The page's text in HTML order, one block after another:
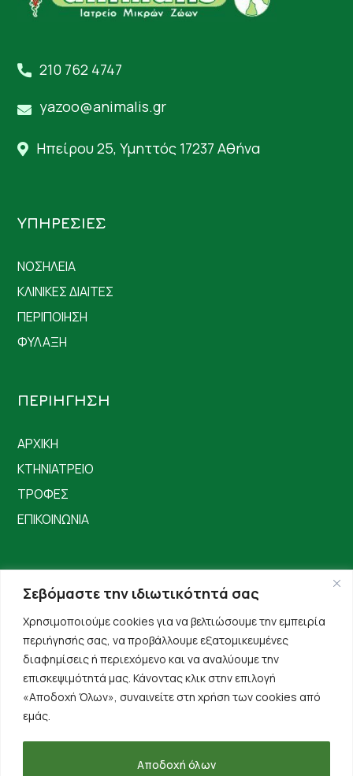
Σεβόμαστε την ιδιωτικότητά σας
Χρησιμοποιούμε cookies για να βελτιώσουμε την εμπειρία
περιήγησής σας, να προβάλλουμε εξατομικευμένες
διαφημίσεις ή περιεχόμενο και να αναλύουμε την
επισκεψιμότητά μας. Κάνοντας κλικ στην επιλογή
«Αποδοχή Όλων», συναινείτε στη χρήση των cookies από
εμάς.
Αποδοχή όλων
210 762 4747
yazoo@animalis.gr
Ηπείρου 25, Υμηττός 17237 Αθήνα
ΥΠΗΡΕΣΙΕΣ
ΝΟΣΗΛΕΙΑ
ΚΛΙΝΙΚΕΣ ΔΙΑΙΤΕΣ
ΠΕΡΙΠΟΙΗΣΗ
ΦΥΛΑΞΗ
ΠΕΡΙΗΓΗΣΗ
ΑΡΧΙΚΗ
ΚΤΗΝΙΑΤΡΕΙΟ
ΤΡΟΦΕΣ
ΕΠΙΚΟΙΝΩΝΙΑ